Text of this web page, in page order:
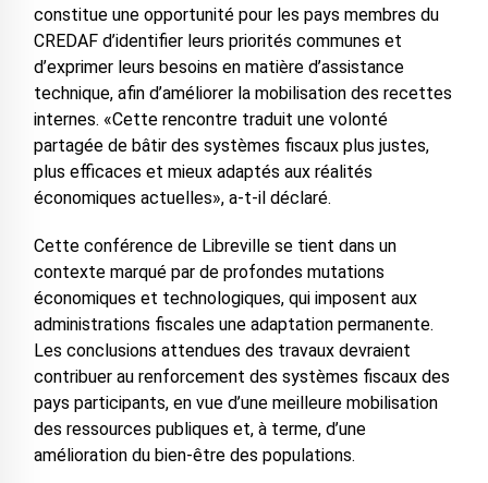
constitue une opportunité pour les pays membres du
CREDAF d’identifier leurs priorités communes et
d’exprimer leurs besoins en matière d’assistance
technique, afin d’améliorer la mobilisation des recettes
internes. «Cette rencontre traduit une volonté
partagée de bâtir des systèmes fiscaux plus justes,
plus efficaces et mieux adaptés aux réalités
économiques actuelles», a-t-il déclaré.
Cette conférence de Libreville se tient dans un
contexte marqué par de profondes mutations
économiques et technologiques, qui imposent aux
administrations fiscales une adaptation permanente.
Les conclusions attendues des travaux devraient
contribuer au renforcement des systèmes fiscaux des
pays participants, en vue d’une meilleure mobilisation
des ressources publiques et, à terme, d’une
amélioration du bien-être des populations.